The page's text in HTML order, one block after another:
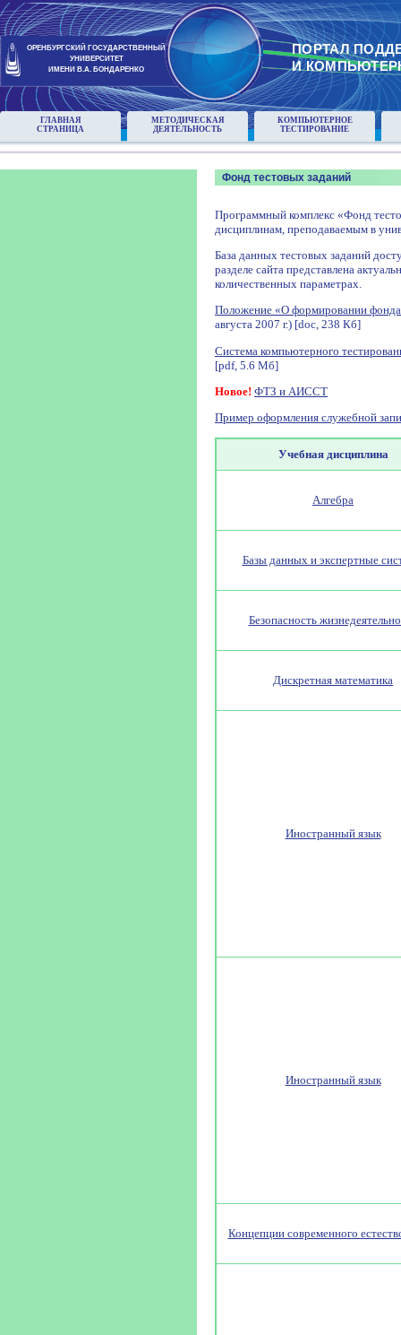
ОРЕНБУРГСКИЙ ГОСУДАРСТВЕННЫЙ
УНИВЕРСИТЕТ
ИМЕНИ В.А. БОНДАРЕНКО
ПОРТАЛ
И
ГЛАВНАЯ
СТРАНИЦА
МЕТОДИЧЕСКАЯ
ДЕЯТЕЛЬНОСТЬ
КОМПЬЮТЕРНОЕ
ТЕСТИРОВАНИЕ
Фонд тестовых заданий
Программный комплекс «Фонд
дисциплинам, преподаваемым в
База данных тестовых заданий
разделе сайта представлена
количественных параметрах.
Положение «О формировании фонда
августа 2007 г.) [doc, 238 Кб]
Система компьютерного
[pdf, 5.6 Мб]
Новое! ФТЗ и АИССТ
Пример оформления служебной
Учебная дисциплина
Алгебра
Базы данных и экспертные
Безопасность
Дискретная математика
Иностранный язык
Иностранный язык
Концепции современного